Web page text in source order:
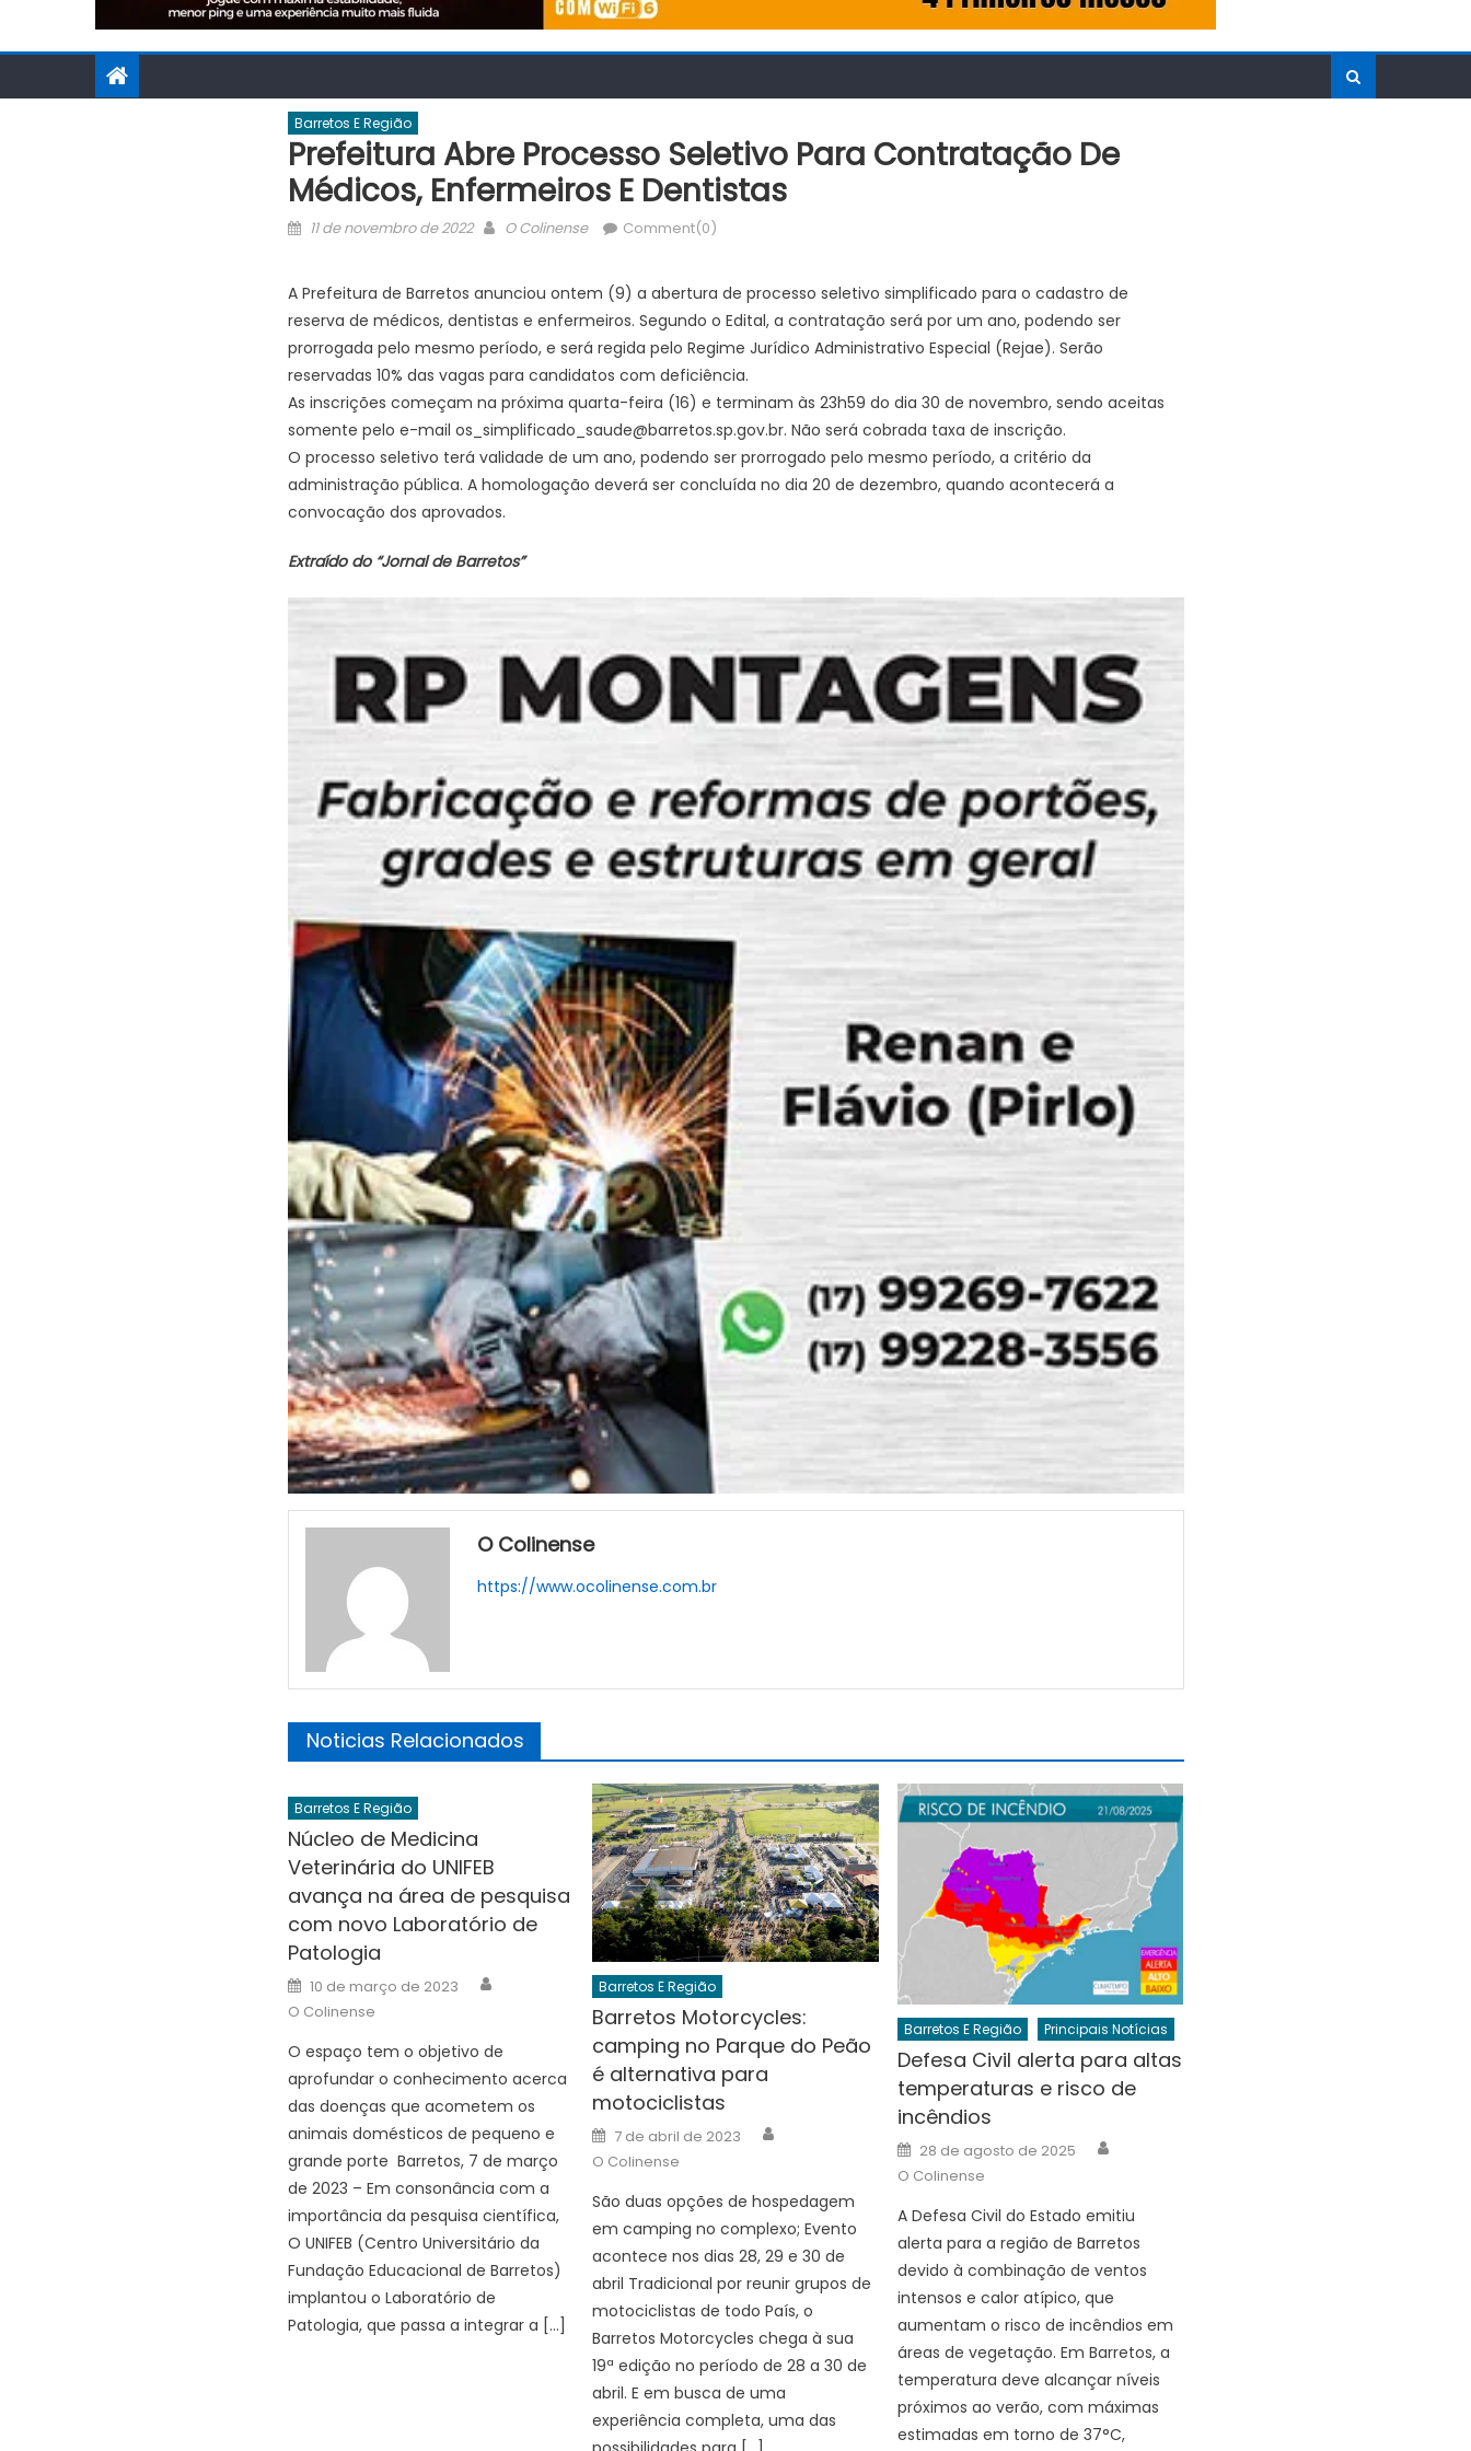
Barretos E Região
Prefeitura Abre Processo Seletivo Para Contratação De
Médicos, Enfermeiros E Dentistas
Posted
11 de novembro de 2022 Author
O Colinense Comment(0)
A Prefeitura de Barretos anunciou ontem (9) a abertura de processo seletivo simplificado para o cadastro de
reserva de médicos, dentistas e enfermeiros. Segundo o Edital, a contratação será por um ano, podendo ser
prorrogada pelo mesmo período, e será regida pelo Regime Jurídico Administrativo Especial (Rejae). Serão
reservadas 10% das vagas para candidatos com deficiência.
As inscrições começam na próxima quarta-feira (16) e terminam às 23h59 do dia 30 de novembro, sendo aceitas
somente pelo e-mail os_simplificado_saude@barretos.sp.gov.br. Não será cobrada taxa de inscrição.
O processo seletivo terá validade de um ano, podendo ser prorrogado pelo mesmo período, a critério da
administração pública. A homologação deverá ser concluída no dia 20 de dezembro, quando acontecerá a
convocação dos aprovados.
Extraído do “Jornal de Barretos”
O Colinense
https://www.ocolinense.com.br
Noticias Relacionados
Barretos E Região
Núcleo de Medicina
Veterinária do UNIFEB
avança na área de pesquisa
com novo Laboratório de
Patologia
Posted
on
10 de março de 2023
O Colinense
O espaço tem o objetivo de
aprofundar o conhecimento acerca
das doenças que acometem os
animais domésticos de pequeno e
grande porte Barretos, 7 de março
de 2023 – Em consonância com a
importância da pesquisa científica,
O UNIFEB (Centro Universitário da
Fundação Educacional de Barretos)
implantou o Laboratório de
Patologia, que passa a integrar a […]
Barretos E Região
Barretos Motorcycles:
camping no Parque do Peão
é alternativa para
motociclistas
Posted
on
7 de abril de 2023
O Colinense
São duas opções de hospedagem
em camping no complexo; Evento
acontece nos dias 28, 29 e 30 de
abril Tradicional por reunir grupos de
motociclistas de todo País, o
Barretos Motorcycles chega à sua
19ª edição no período de 28 a 30 de
abril. E em busca de uma
experiência completa, uma das
Barretos E Região Principais Notícias
Defesa Civil alerta para altas
temperaturas e risco de
incêndios
Posted
on
28 de agosto de 2025
O Colinense
A Defesa Civil do Estado emitiu
alerta para a região de Barretos
devido à combinação de ventos
intensos e calor atípico, que
aumentam o risco de incêndios em
áreas de vegetação. Em Barretos, a
temperatura deve alcançar níveis
próximos ao verão, com máximas
estimadas em torno de 37°C,